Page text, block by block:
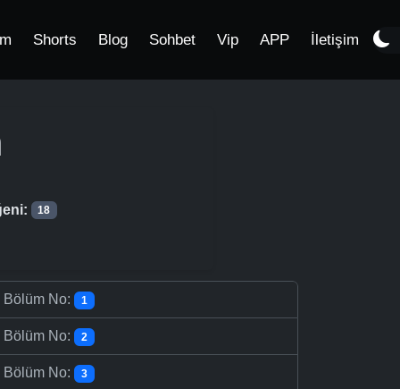
Shorts Blog Sohbet Vip APP İletişim
18
Bölüm No: 1
Bölüm No: 2
Bölüm No: 3